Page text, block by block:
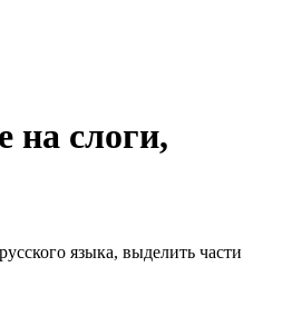
на слоги,
языка, выделить части